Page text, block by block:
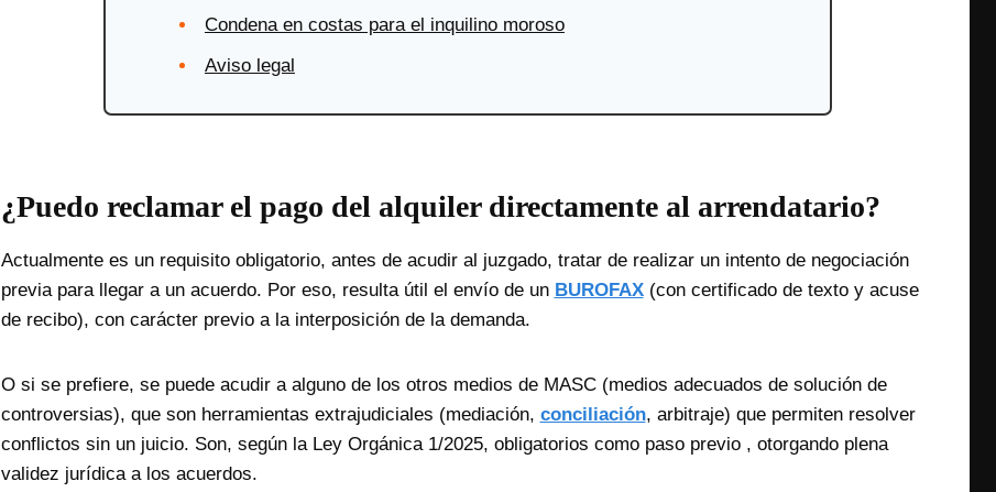
Condena en costas para el inquilino moroso
Aviso legal
¿Puedo reclamar el pago del alquiler directamente al arrendatario?
Actualmente es un requisito obligatorio, antes de acudir al juzgado, tratar de realizar un intento de negociación
previa para llegar a un acuerdo. Por eso, resulta útil el envío de un BUROFAX (con certificado de texto y acuse
de recibo), con carácter previo a la interposición de la demanda.
O si se prefiere, se puede acudir a alguno de los otros medios de MASC (medios adecuados de solución de
controversias), que son herramientas extrajudiciales (mediación, conciliación, arbitraje) que permiten resolver
conflictos sin un juicio. Son, según la Ley Orgánica 1/2025, obligatorios como paso previo , otorgando plena
validez jurídica a los acuerdos.